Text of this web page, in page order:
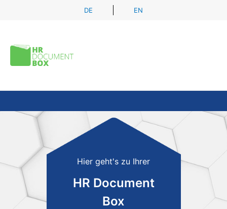
DE EN
Hier geht's zu Ihrer
HR Document
Box